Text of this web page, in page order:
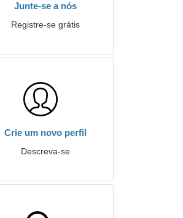
Junte-se a nós
Registre-se grátis
Crie um novo perfil
Descreva-se